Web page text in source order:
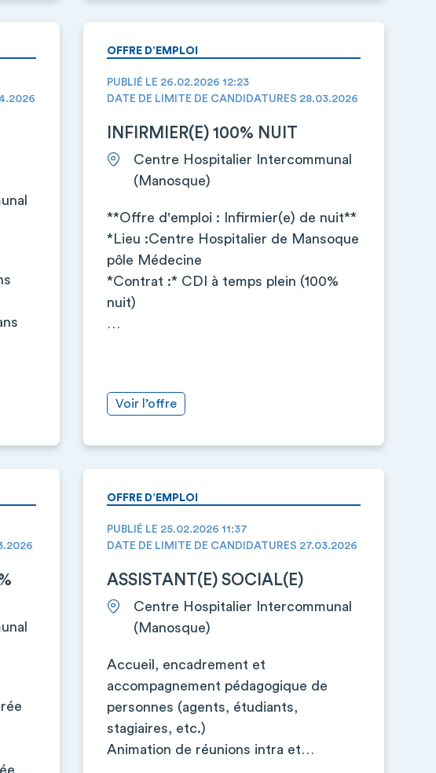
OFFRE D’EMPLOI
PUBLIÉ LE 26.02.2026 12:23
DATE DE LIMITE DE CANDIDATURES 28.03.2026
INFIRMIER(E) 100% NUIT
Centre Hospitalier Intercommunal
(Manosque)
**Offre d'emploi : Infirmier(e) de nuit**
*Lieu :Centre Hospitalier de Mansoque
pôle Médecine
*Contrat :* CDI à temps plein (100%
nuit)
…
Voir l’offre
OFFRE D’EMPLOI
PUBLIÉ LE 25.02.2026 11:37
DATE DE LIMITE DE CANDIDATURES 27.03.2026
ASSISTANT(E) SOCIAL(E)
Centre Hospitalier Intercommunal
(Manosque)
Accueil, encadrement et
accompagnement pédagogique de
personnes (agents, étudiants,
stagiaires, etc.)
Animation de réunions intra et…